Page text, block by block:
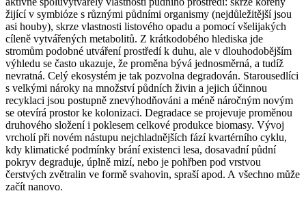
žijící v symbióze s různými půdními organismy (nejdůležitější jsou
asi houby), skrze vlastnosti listového opadu a pomocí všelijakých
cíleně vytvářených metabolitů. Z krátkodobého hlediska jde
stromům podobné utváření prostředí k duhu, ale v dlouhodobějším
výhledu se často ukazuje, že proměna bývá jednosměrná, a tudíž
nevratná. Celý ekosystém je tak pozvolna degradován. Starousedlíci
s velkými nároky na množství půdních živin a jejich účinnou
recyklaci jsou postupně znevýhodňováni a méně náročným novým
se otevírá prostor ke kolonizaci. Degradace se projevuje proměnou
druhového složení i poklesem celkové produkce biomasy. Vývoj
vrcholí při novém nástupu nejchladnějších fází kvartérního cyklu,
kdy klimatické podmínky brání existenci lesa, dosavadní půdní
pokryv degraduje, úplně mizí, nebo je pohřben pod vrstvou
čerstvých zvětralin ve formě svahovin, spraší apod. A všechno může
začít nanovo.